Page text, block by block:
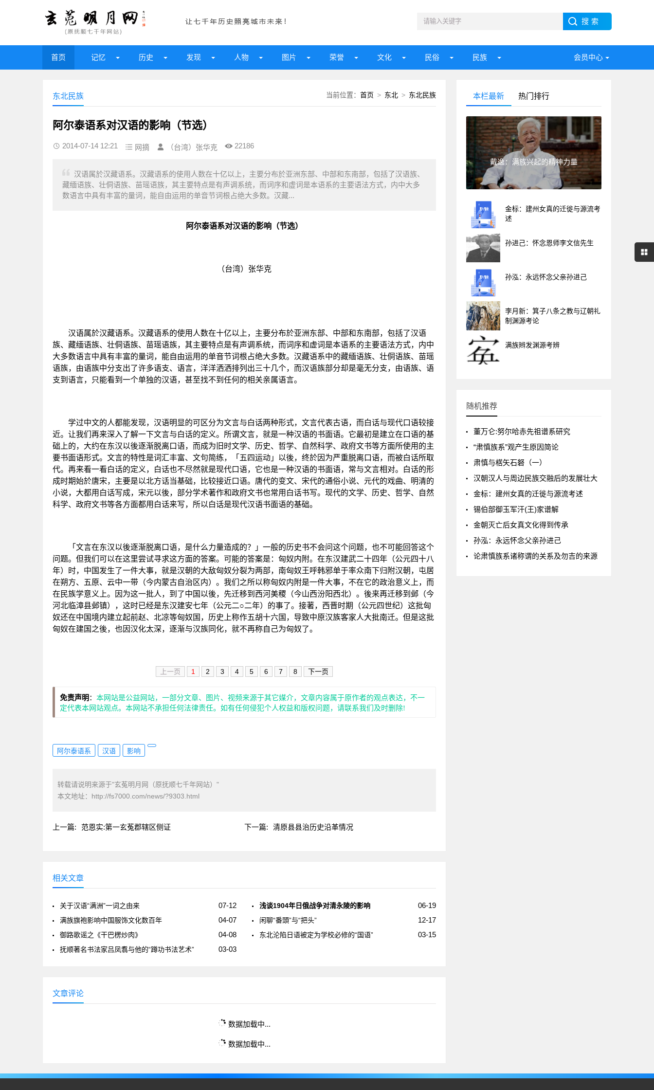
首页 记忆 历史 发现 人物 图片 荣誉 文化 民俗 民族 会员中心
当前位置： 首页 > 东北 > 东北民族
东北民族
阿尔泰语系对汉语的影响（节选）
2014-07-14 12:21 网摘 （台湾）张华克 22186
汉语属於汉藏语系。汉藏语系的使用人数在十亿以上，主要分布於亚洲东部、中部和东南部，包括了汉语族、
藏缅语族、壮侗语族、苗瑶语族，其主要特点是有声调系统，而词序和虚词是本语系的主要语法方式，内中大多
数语言中具有丰富的量词，能自由运用的单音节词根占绝大多数。汉藏...
阿尔泰语系对汉语的影响（节选）
（台湾）张华克
汉语属於汉藏语系。汉藏语系的使用人数在十亿以上，主要分布於亚洲东部、中部和东南部，包括了汉语
族、藏缅语族、壮侗语族、苗瑶语族，其主要特点是有声调系统，而词序和虚词是本语系的主要语法方式，内中
大多数语言中具有丰富的量词，能自由运用的单音节词根占绝大多数。汉藏语系中的藏缅语族、壮侗语族、苗瑶
语族，由语族中分支出了许多语支、语言，洋洋洒洒排列出三十几个，而汉语族部分却是毫无分支，由语族、语
支到语言，只能看到一个单独的汉语，甚至找不到任何的相关亲属语言。
学过中文的人都能发现，汉语明显的可区分为文言与白话两种形式，文言代表古语，而白话与现代口语较接
近。让我们再来深入了解一下文言与白话的定义。所谓文言，就是一种汉语的书面语。它最初是建立在口语的基
础上的，大约在东汉以後逐渐脱离口语，而成为旧时文学、历史、哲学、自然科学、政府文书等方面所使用的主
要书面语形式。文言的特性是词汇丰富、文句简练，「五四运动」以後，终於因为严重脱离口语，而被白话所取
代。再来看一看白话的定义，白话也不尽然就是现代口语，它也是一种汉语的书面语，常与文言相对。白话的形
成时期始於唐宋，主要是以北方话当基础，比较接近口语。唐代的变文、宋代的通俗小说、元代的戏曲、明清的
小说，大都用白话写成，宋元以後，部分学术著作和政府文书也常用白话书写。现代的文学、历史、哲学、自然
科学、政府文书等各方面都用白话来写，所以白话是现代汉语书面语的基础。
「文言在东汉以後逐渐脱离口语，是什么力量造成的？」一般的历史书不会问这个问题，也不可能回答这个
问题。但我们可以在这里尝试寻求这方面的答案。可能的答案是：匈奴内附。在东汉建武二十四年（公元四十八
年）时，中国发生了一件大事，就是汉朝的大敌匈奴分裂为两部，南匈奴王呼韩邪单于率众南下归附汉朝，屯居
在朔方、五原、云中一带（今内蒙古自治区内）。我们之所以称匈奴内附是一件大事，不在它的政治意义上，而
在民族学意义上。因为这一批人，到了中国以後，先迁移到西河美稷（今山西汾阳西北）。後来再迁移到邺（今
河北临漳县邺镇），这时已经是东汉建安七年（公元二○二年）的事了。接著，西晋时期（公元四世纪）这批匈
奴还在中国境内建立起前赵、北凉等匈奴国，历史上称作五胡十六国，导致中原汉族客家人大批南迁。但是这批
匈奴在建国之後，也因汉化太深，逐渐与汉族同化，就不再称自己为匈奴了。
上一页 1 2 3 4 5 6 7 8 下一页
免责声明 ： 本网站是公益网站，一部分文章、图片、视频来源于其它媒介，文章内容属于原作者的观点表达，不一
定代表本网站观点。本网站不承担任何法律责任。如有任何侵犯个人权益和版权问题，请联系我们及时删除!
阿尔泰语系 汉语 影响
转载请说明来源于"玄菟明月网（原抚顺七千年网站）"
本文地址： http://fs7000.com/news/?9303.html
上一篇: 范恩实:第一玄菟郡辖区侧证 下一篇: 清原县县治历史沿革情况
相关文章
07-12
关于汉语“满洲”一词之由来 06-19
浅谈1904年日俄战争对清永陵的影响
04-07
满族旗袍影响中国服饰文化数百年 12-17
闲聊“番頭”与“把头”
04-08
御路歌谣之《干巴楞炒肉》 03-15
东北沦陷日语被定为学校必修的“国语”
03-03
抚顺著名书法家吕凤翥与他的“蹲功书法艺术”
文章评论
数据加载中...
数据加载中...
本栏最新 热门排行
戴逸：满族兴起的精神力量
金标：建州女真的迁徙与源流考
述
孙进己：怀念恩师李文信先生
孙泓：永远怀念父亲孙进己
李月新：箕子八条之教与辽朝礼
制渊源考论
满族辫发渊源考辨
随机推荐
董万仑:努尔哈赤先祖谱系研究
“肃慎族系”观产生原因简论
肃慎与楛矢石砮（一）
汉朝汉人与周边民族交融后的发展壮大
金标：建州女真的迁徙与源流考述
锡伯部御玉军汗(王)家谱解
金朝灭亡后女真文化得到传承
孙泓：永远怀念父亲孙进己
论肃慎族系诸称谓的关系及勿吉的来源